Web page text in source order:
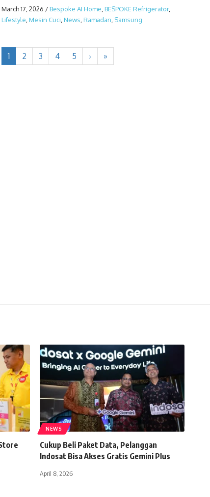
March 17, 2026 /Bespoke AI Home BESPOKE Refrigerator,
Lifestyle Mesin Cuci News Ramadan Samsung
1 2 3 4 5 › »
NEWS
Cukup Beli Paket Data, Pelanggan
Indosat Bisa Akses Gratis Gemini Plus
April 8, 2026